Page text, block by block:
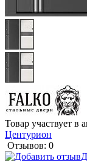
Товар участвует в
Центурион
Отзывов: 0